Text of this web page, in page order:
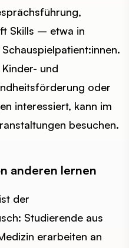
Skills – etwa in
und
oder
interessiert, kann im
besuchen.
anderen lernen
der
Studierende aus
erarbeiten an